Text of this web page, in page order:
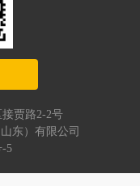
贾路2-2号
东）有限公司
-5